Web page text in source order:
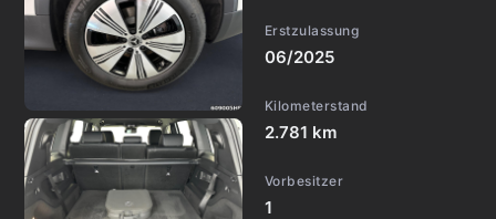
Erstzulassung
06/2025
Kilometerstand
2.781 km
Vorbesitzer
1